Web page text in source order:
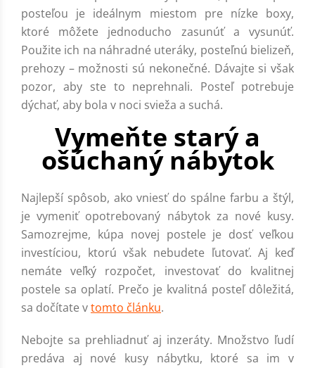
posteľou je ideálnym miestom pre nízke boxy,
ktoré môžete jednoducho zasunúť a vysunúť.
Použite ich na náhradné uteráky, posteľnú bielizeň,
prehozy – možnosti sú nekonečné. Dávajte si však
pozor, aby ste to neprehnali. Posteľ potrebuje
dýchať, aby bola v noci svieža a suchá.
Vymeňte starý a
ošúchaný nábytok
Najlepší spôsob, ako vniesť do spálne farbu a štýl,
je vymeniť opotrebovaný nábytok za nové kusy.
Samozrejme, kúpa novej postele je dosť veľkou
investíciou, ktorú však nebudete ľutovať. Aj keď
nemáte veľký rozpočet, investovať do kvalitnej
postele sa oplatí. Prečo je kvalitná posteľ dôležitá,
sa dočítate vtomto článku.
Nebojte sa prehliadnuť aj inzeráty. Množstvo ľudí
predáva aj nové kusy nábytku, ktoré sa im v